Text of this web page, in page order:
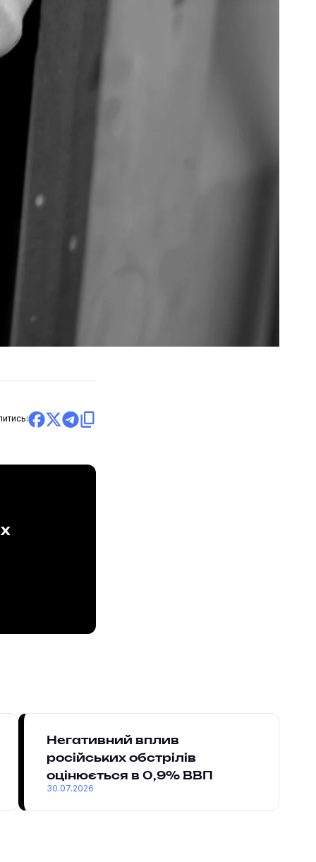
Негативний вплив
російських обстрілів
оцінюється в 0,9% ВВП
30.07.2026